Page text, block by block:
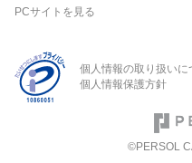
PCサイトを見る
個人情報の取り扱いに
個人情報保護方針
©PERSOL